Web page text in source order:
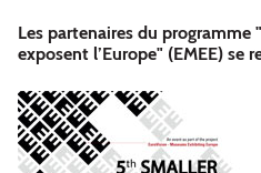
Les partenaires du programme
exposent l’Europe" (EMEE) se